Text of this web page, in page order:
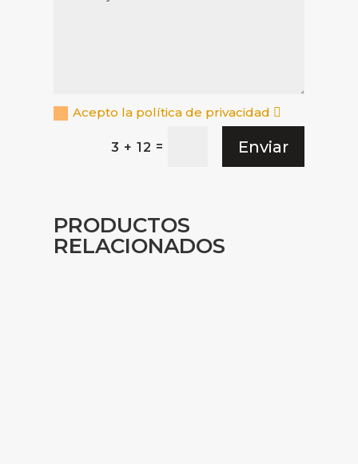
Acepto la política de privacidad
3 + 12 = Enviar
PRODUCTOS
RELACIONADOS